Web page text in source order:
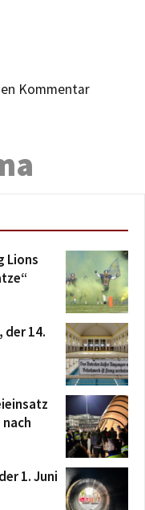
Kommentar
Lions
der 14.
1. Juni